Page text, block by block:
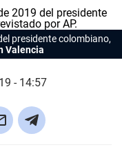
presidente colombiano,
Valencia
- 14:57